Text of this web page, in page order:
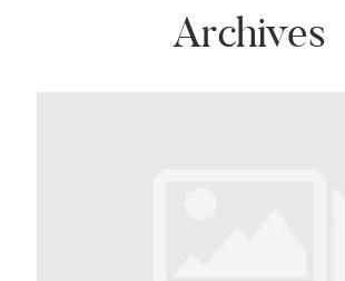
Archives
PORTFOLIO